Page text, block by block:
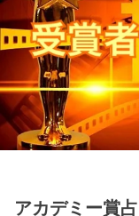
アカデミー賞